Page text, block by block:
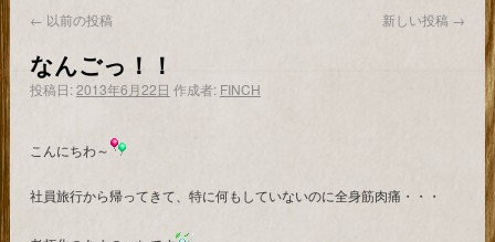
← 以前の投稿 新しい投稿 →
なんごっ！！
投稿日:2013年6月22日 作成者: FINCH
こんにちわ～
社員旅行から帰ってきて、特に何もしていないのに全身筋肉痛・・・